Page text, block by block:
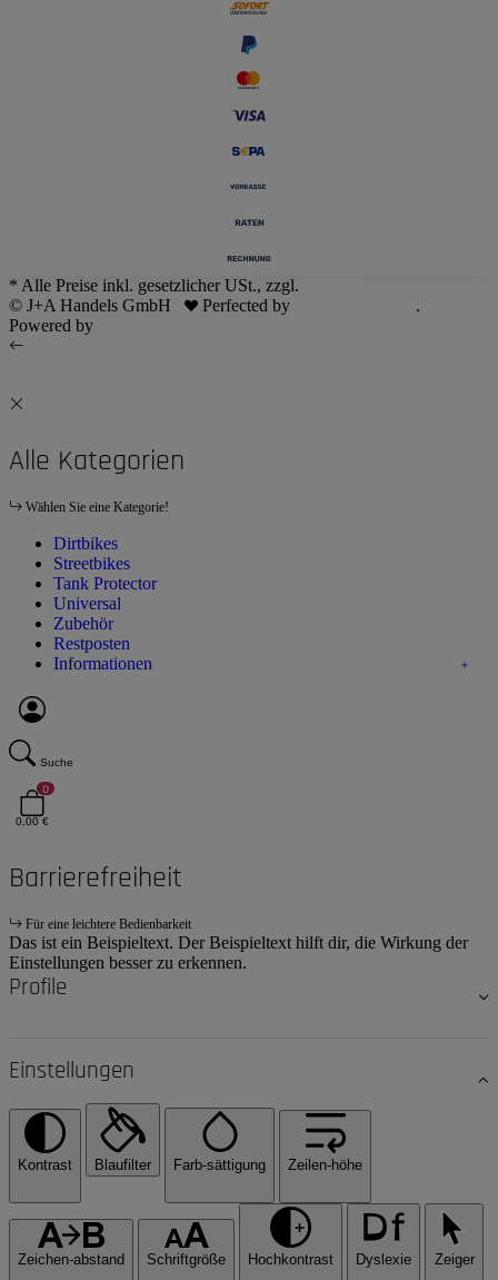
* Alle Preise inkl. gesetzlicher USt., zzgl.
© J+A Handels GmbH
Perfected by
.
Powered by
Alle Kategorien
Wählen Sie eine Kategorie!
Dirtbikes
Streetbikes
Tank Protector
Universal
Zubehör
Restposten
Informationen
Suche
0
0,00 €
Barrierefreiheit
Für eine leichtere Bedienbarkeit
Das ist ein Beispieltext. Der Beispieltext hilft dir, die Wirkung der
Einstellungen besser zu erkennen.
Profile
Einstellungen
Kontrast Blaufilter Farb-sättigung Zeilen-höhe
Zeichen-abstand Schriftgröße Hochkontrast Dyslexie Zeiger